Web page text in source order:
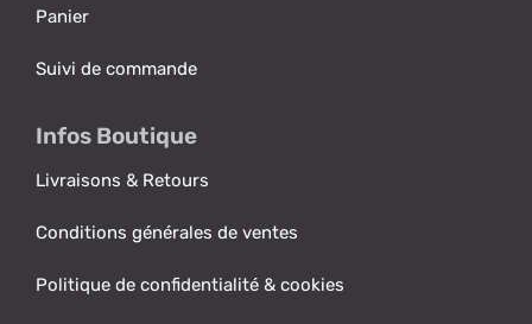
Panier
Suivi de commande
Infos Boutique
Livraisons & Retours
Conditions générales de ventes
Politique de confidentialité & cookies